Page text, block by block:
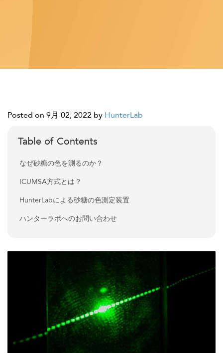
Posted on 9月 02, 2022 by HunterLab
Table of Contents
なぜ砂糖の色を測るのか？
ICUMSA方式とは？
HunterLabによる砂糖の色測定装置
ハンターラボへのお問い合わせ